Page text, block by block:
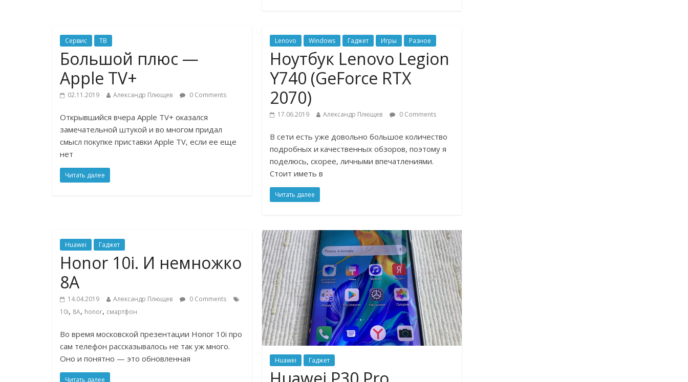
Сервис ТВ
Большой плюс —
Apple TV+
02.11.2019 Александр Плющев 0 Comments
Открывшийся вчера Apple TV+ оказался
замечательной штукой и во многом придал
смысл покупке приставки Apple TV, если ее еще
нет
Читать далее
Lenovo Windows Гаджет Игры Разное
Ноутбук Lenovo Legion
Y740 (GeForce RTX
2070)
17.06.2019 Александр Плющев 0 Comments
В сети есть уже довольно большое количество
подробных и качественных обзоров, поэтому я
поделюсь, скорее, личными впечатлениями.
Стоит иметь в
Читать далее
Huawei Гаджет
Honor 10i. И немножко
8А
14.04.2019 Александр Плющев
0 Comments
10i, 8A, honor, смартфон
Во время московской презентации Honor 10i про
сам телефон рассказывалось не так уж много.
Оно и понятно — это обновленная
Читать далее
Huawei Гаджет